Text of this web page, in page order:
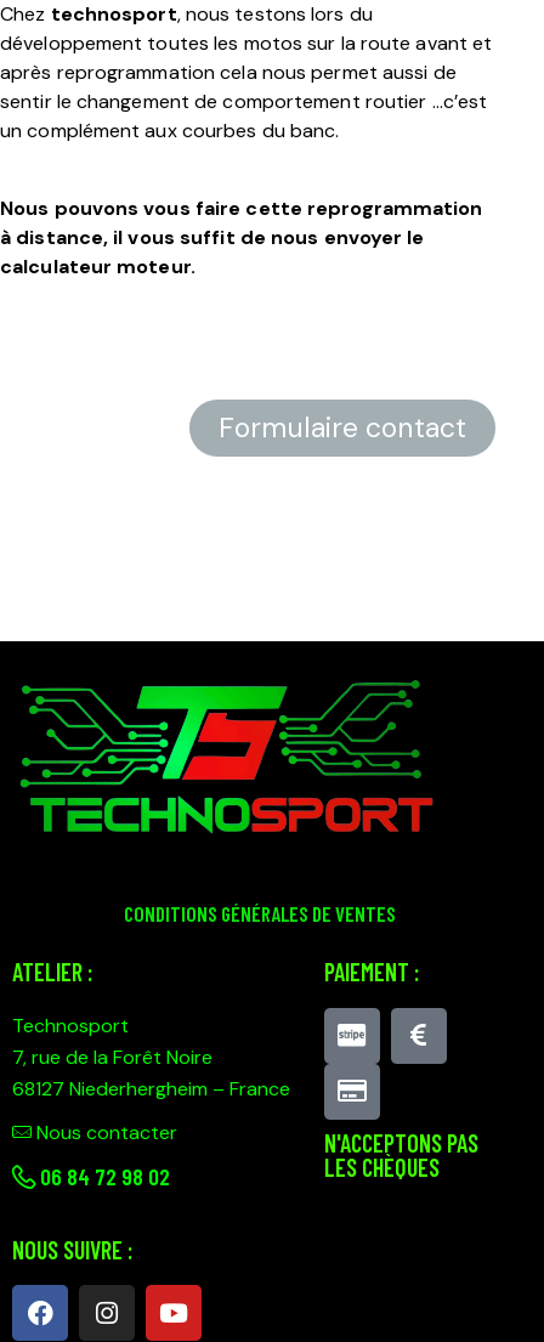
Chez technosport, nous testons lors du
développement toutes les motos sur la route avant et
après reprogrammation cela nous permet aussi de
sentir le changement de comportement routier …c’est
un complément aux courbes du banc.
Nous pouvons vous faire cette reprogrammation
à distance, il vous suffit de nous envoyer le
calculateur moteur.
Formulaire contact
CONDITIONS GÉNÉRALES DE VENTES
ATELIER :
Technosport
7, rue de la Forêt Noire
68127 Niederhergheim – France
Nous contacter
06 84 72 98 02
PAIEMENT :
N'ACCEPTONS PAS
LES CHÈQUES
NOUS SUIVRE :